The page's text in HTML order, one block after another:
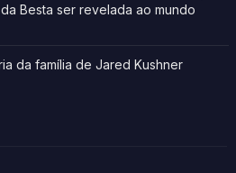
Besta ser revelada ao mundo
da família de Jared Kushner